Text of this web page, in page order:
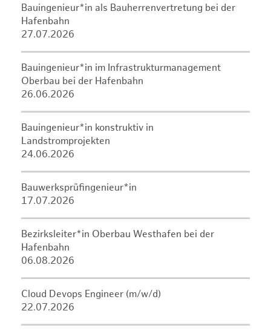
Bauingenieur*in als Bauherrenvertretung bei der
Hafenbahn
27.07.2026
Bauingenieur*in im Infrastrukturmanagement
Oberbau bei der Hafenbahn
26.06.2026
Bauingenieur*in konstruktiv in
Landstromprojekten
24.06.2026
Bauwerksprüfingenieur*in
17.07.2026
Bezirksleiter*in Oberbau Westhafen bei der
Hafenbahn
06.08.2026
Cloud Devops Engineer (m/w/d)
22.07.2026